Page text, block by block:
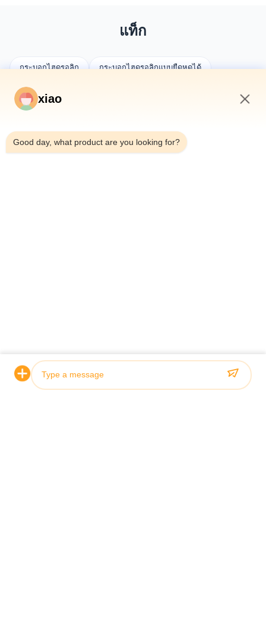
แท็ก
กระบอกไฮดรอลิก กระบอกไฮดรอลิกแบบยืดหดได้
ซิลินเดอร์ตามสั่ง
คุณอาจชอบ
OEM Double Shield TBM Telescopic
Hydraulic Cylinder สําหรับเครื่องเจาะอุโมงค์
เครื่องป้องกั
รศน์สําหรับเ
xiao
Good day, what product are you looking for?